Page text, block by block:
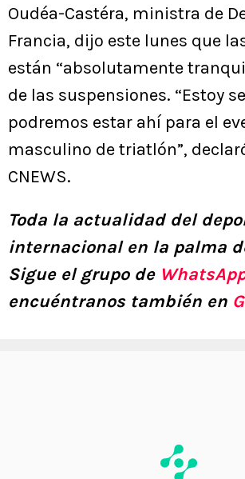
Oudéa-Castéra, ministra de
Francia, dijo este lunes que
están “absolutamente
de las suspensiones. “Estoy
podremos estar ahí para el
masculino de triatlón”,
CNEWS.
Toda la actualidad del
internacional en la palma
Sigue el grupo de
encuéntranos también en